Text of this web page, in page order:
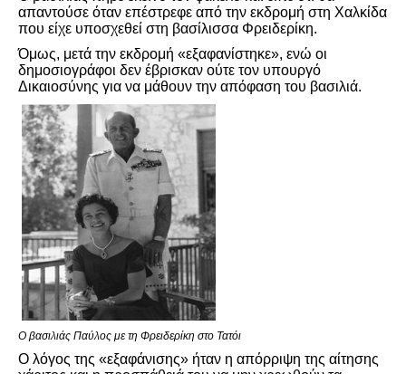
απαντούσε όταν επέστρεφε από την εκδρομή στη Χαλκίδα
που είχε υποσχεθεί στη βασίλισσα Φρειδερίκη.
Όμως, μετά την εκδρομή «εξαφανίστηκε», ενώ οι
δημοσιογράφοι δεν έβρισκαν ούτε τον υπουργό
Δικαιοσύνης για να μάθουν την απόφαση του βασιλιά.
Ο βασιλιάς Παύλος με τη Φρειδερίκη στο Τατόι
Ο λόγος της «εξαφάνισης» ήταν η απόρριψη της αίτησης